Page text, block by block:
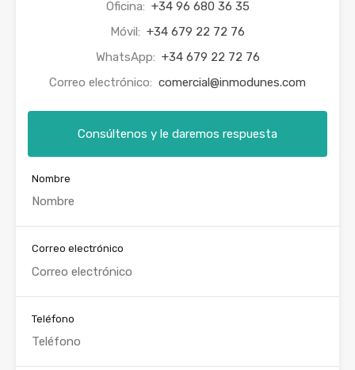
Oficina: +34 96 680 36 35
Móvil: +34 679 22 72 76
WhatsApp: +34 679 22 72 76
Correo electrónico: comercial@inmodunes.com
Consúltenos y le daremos respuesta
Nombre
Correo electrónico
Teléfono